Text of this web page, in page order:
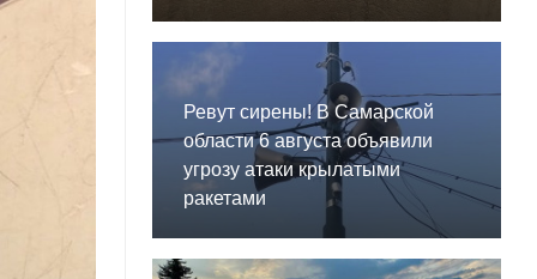
Ревут сирены! В Самарской
области 6 августа объявили
угрозу атаки крылатыми
ракетами